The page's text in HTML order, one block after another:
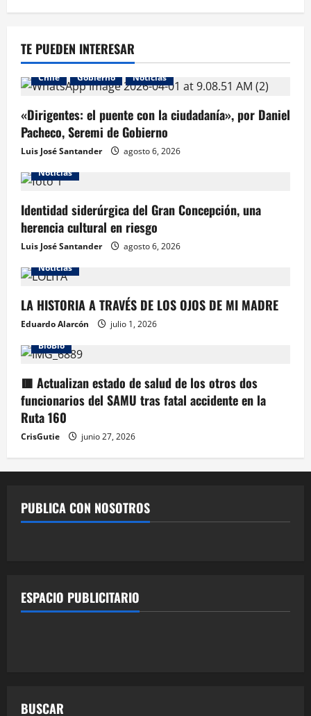
TE PUEDEN INTERESAR
Chile Gobierno Noticias
«Dirigentes: el puente con la ciudadanía», por Daniel
Pacheco, Seremi de Gobierno
Luis José Santander
agosto 6, 2026
Noticias
Identidad siderúrgica del Gran Concepción, una
herencia cultural en riesgo
Luis José Santander
agosto 6, 2026
Noticias
LA HISTORIA A TRAVÉS DE LOS OJOS DE MI MADRE
Eduardo Alarcón
julio 1, 2026
BioBio
🟥 Actualizan estado de salud de los otros dos
funcionarios del SAMU tras fatal accidente en la
Ruta 160
CrisGutie junio 27, 2026
PUBLICA CON NOSOTROS
ESPACIO PUBLICITARIO
BUSCAR